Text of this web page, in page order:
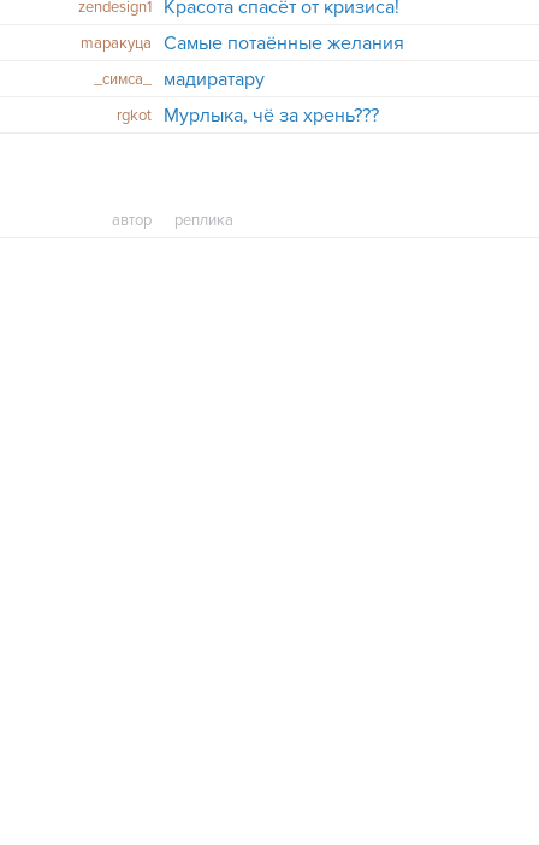
zendesign1 Красота спасёт от кризиса!
mapaкyцa Самые потаённые желания
_симса_ мадиратару
rgkot Мурлыка, чё за хрень???
автор реплика